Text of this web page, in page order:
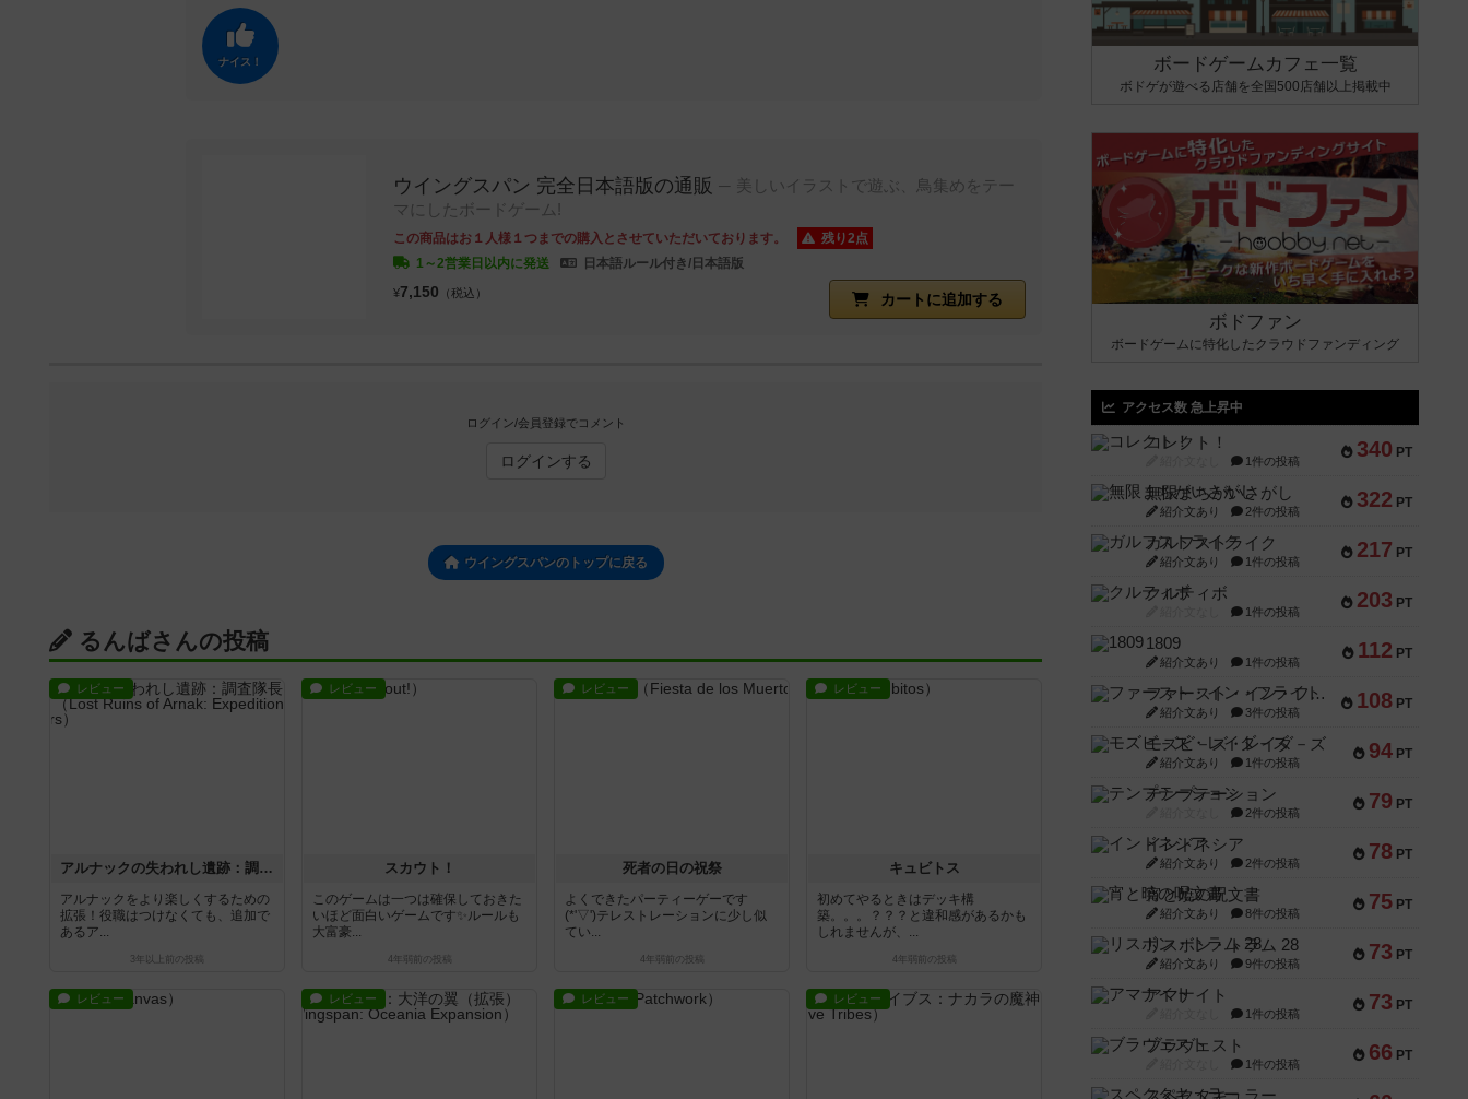
ナイス！
ウイングスパン 完全日本語版の通販
美しいイラストで遊ぶ、鳥集めをテー
マにしたボードゲーム!
この商品はお１人様１つまでの購入とさせていただいております。
残り2点
1～2営業日以内に発送
日本語ルール付き/日本語版
カートに追加する
¥7,150 （税込）
ログイン/会員登録でコメント
ログインする
ウイングスパンのトップに戻る
るんばさんの投稿
レビュー
アルナックの失われし遺跡：調査隊長（拡張）
アルナックをより楽しくするための
拡張！役職はつけなくても、追加で
あるア...
3年以上前 の投稿
レビュー
スカウト！
このゲームは一つは確保しておきた
いほど面白いゲームです✨ルールも
大富豪...
4年弱前 の投稿
レビュー
死者の日の祝祭
よくできたパーティーゲーです
(*'▽')テレストレーションに少し似
てい...
4年弱前 の投稿
レビュー
キュビトス
初めてやるときはデッキ構
築。。。？？？と違和感があるかも
しれませんが、...
4年弱前 の投稿
レビュー レビュー レビュー レビュー
ボードゲームカフェ一覧
ボドゲが遊べる店舗を全国500店舗以上掲載中
ボドファン
ボードゲームに特化したクラウドファンディング
アクセス数 急上昇中
340 PT
コレクト！
1件の投稿
322 PT
無限まちがいさがし
紹介文あり 2件の投稿
217 PT
ガルフストライク
紹介文あり 1件の投稿
203 PT
クルティボ
1件の投稿
112 PT
1809
紹介文あり 1件の投稿
108 PT
ファースト・イン・フライト
紹介文あり 3件の投稿
94 PT
モズビ－ズ・レイダ－ズ
紹介文あり 1件の投稿
79 PT
テンプテーション
2件の投稿
78 PT
インドネシア
紹介文あり 2件の投稿
75 PT
宵と暁の呪文書
紹介文あり 8件の投稿
73 PT
リスボン・トラム 28
紹介文あり 9件の投稿
73 PT
アマナイト
1件の投稿
66 PT
ブラヴェスト
1件の投稿